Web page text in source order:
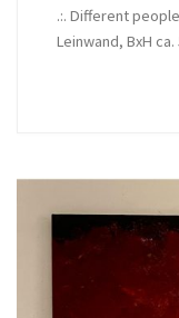
.:. Different
Leinwand, BxH